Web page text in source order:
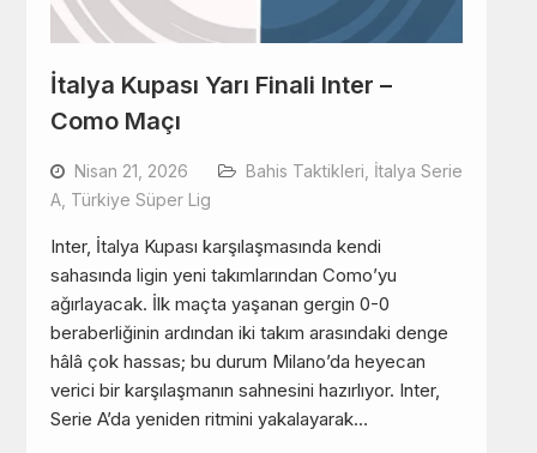
İtalya Kupası Yarı Finali Inter –
Como Maçı
Nisan 21, 2026 Bahis Taktikleri İtalya Serie
A, Türkiye Süper Lig
Inter, İtalya Kupası karşılaşmasında kendi
sahasında ligin yeni takımlarından Como’yu
ağırlayacak. İlk maçta yaşanan gergin 0-0
beraberliğinin ardından iki takım arasındaki denge
hâlâ çok hassas; bu durum Milano’da heyecan
verici bir karşılaşmanın sahnesini hazırlıyor. Inter,
Serie A’da yeniden ritmini yakalayarak…